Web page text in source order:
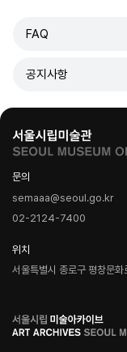
FAQ
공지사항
문의
semaaa@seoul.go.kr
02-2124-7400
위치
서울특별시 종로구 평창문화
로
고